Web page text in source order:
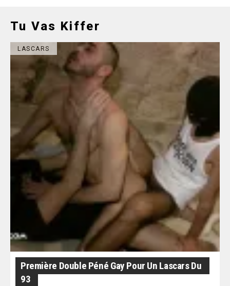
Tu Vas Kiffer
LASCARS
Première Double Péné Gay Pour Un Lascars Du
93